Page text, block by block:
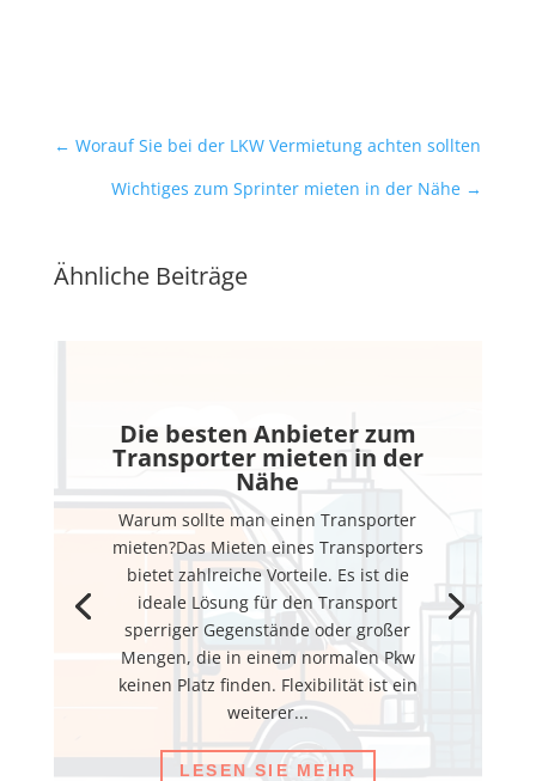
← Worauf Sie bei der LKW Vermietung achten sollten
Wichtiges zum Sprinter mieten in der Nähe →
Ähnliche Beiträge
Die besten Anbieter zum
Transporter mieten in der
Nähe
Warum sollte man einen Transporter
mieten?Das Mieten eines Transporters
bietet zahlreiche Vorteile. Es ist die
ideale Lösung für den Transport
sperriger Gegenstände oder großer
Mengen, die in einem normalen Pkw
keinen Platz finden. Flexibilität ist ein
weiterer...
LESEN SIE MEHR